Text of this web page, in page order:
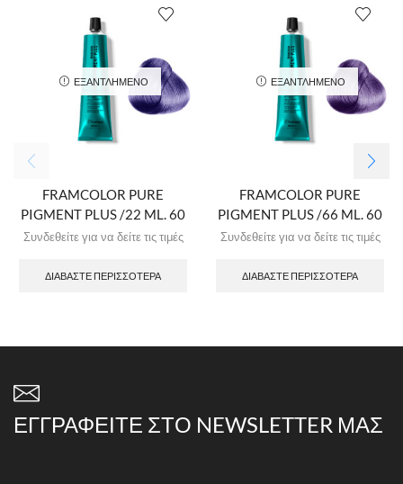
ΕΞΑΝΤΛΗΜΈΝΟ
FRAMCOLOR PURE
PIGMENT PLUS /22 ML. 60
Συνδεθείτε για να δείτε τις τιμές
ΔΙΑΒΆΣΤΕ ΠΕΡΙΣΣΌΤΕΡΑ
ΕΞΑΝΤΛΗΜΈΝΟ
FRAMCOLOR PURE
PIGMENT PLUS /66 ML. 60
Συνδεθείτε για να δείτε τις τιμές
ΔΙΑΒΆΣΤΕ ΠΕΡΙΣΣΌΤΕΡΑ
ΕΓΓΡΑΦΕΊΤΕ ΣΤΟ NEWSLETTER ΜΑΣ